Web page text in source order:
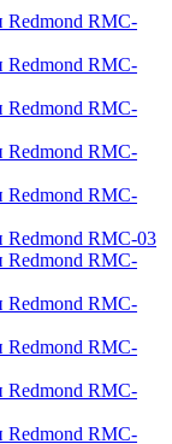
Redmond RMC-
Redmond RMC-
Redmond RMC-
Redmond RMC-
Redmond RMC-
Redmond RMC-03
Redmond RMC-
Redmond RMC-
Redmond RMC-
Redmond RMC-
Redmond RMC-